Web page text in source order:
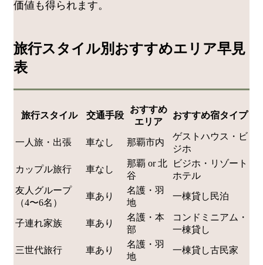
価値も得られます。
旅行スタイル別おすすめエリア早見
表
旅行スタイル 交通手段
おすすめ
エリア
おすすめ宿タイプ
一人旅・出張 車なし 那覇市内
ゲストハウス・ビ
ジホ
カップル旅行 車なし
那覇 or 北
谷
ビジホ・リゾート
ホテル
友人グループ
（4〜6名）
車あり
名護・羽
地
一棟貸し民泊
子連れ家族 車あり
名護・本
部
コンドミニアム・
一棟貸し
三世代旅行 車あり
名護・羽
地
一棟貸し古民家